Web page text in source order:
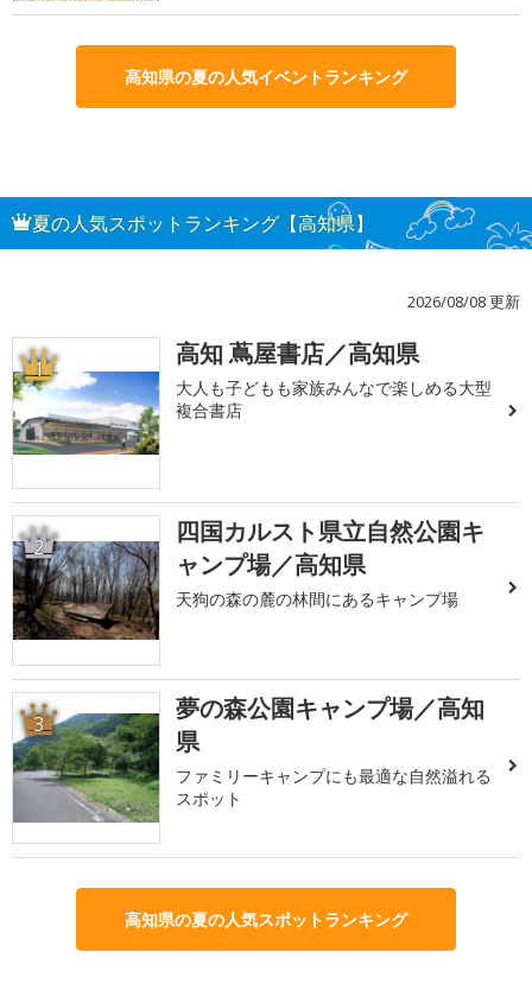
高知県の夏の人気イベントランキング
夏の人気スポットランキング【高知県】
2026/08/08 更新
1 高知 蔦屋書店／高知県
大人も子どもも家族みんなで楽しめる大型
複合書店
2
四国カルスト県立自然公園キ
ャンプ場／高知県
天狗の森の麓の林間にあるキャンプ場
3
夢の森公園キャンプ場／高知
県
ファミリーキャンプにも最適な自然溢れる
スポット
高知県の夏の人気スポットランキング